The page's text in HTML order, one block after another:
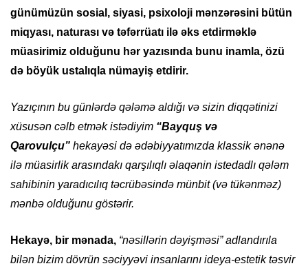
günümüzün sosial, siyasi, psixoloji mənzərəsini bütün
miqyası, naturası və təfərrüatı ilə əks etdirməklə
müasirimiz olduğunu hər yazısında bunu inamla, özü
də böyük ustalıqla nümayiş etdirir.
Yazıçının bu günlərdə qələmə aldığı və sizin diqqətinizi
xüsusən cəlb etmək istədiyim “Bayquş və
Qarovulçu” hekayəsi də ədəbiyyatımızda klassik ənənə
ilə müasirlik arasındakı qarşılıqlı əlaqənin istedadlı qələm
sahibinin yaradıcılıq təcrübəsində münbit (və tükənməz)
mənbə olduğunu göstərir.
Hekayə, bir mənada, “nəsillərin dəyişməsi” adlandırıla
bilən bizim dövrün səciyyəvi insanlarını ideya-estetik təsvir